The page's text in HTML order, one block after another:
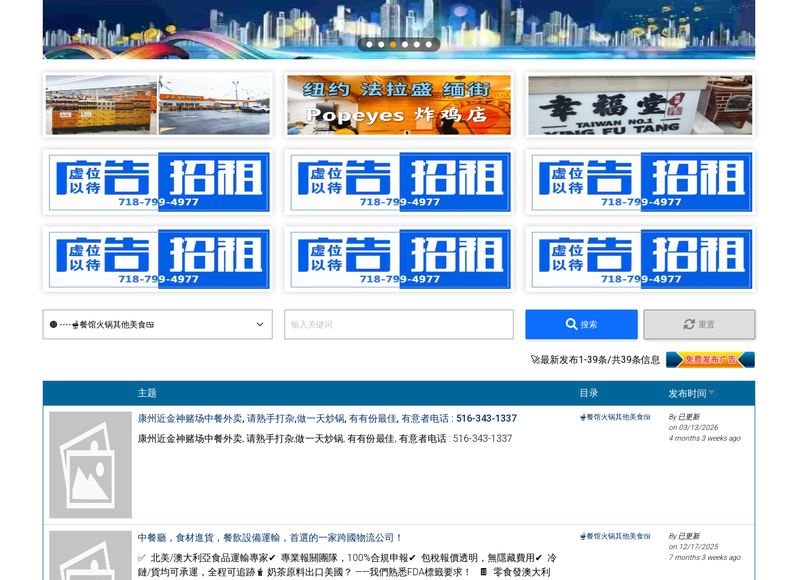
搜索 重置
🚀最新发布1-39条/共39条信息
主题 目录 发布时间Sort ascending
康州近金神赌场中餐外卖, 请熟手打杂,做一天炒锅, 有有份最佳, 有意者电话 : 516-343-1337
康州近金神赌场中餐外卖, 请熟手打杂,做一天炒锅, 有有份最佳, 有意者电话 : 516-343-1337
🫕餐馆火锅其他美食🍱
By 已更新
on 03/13/2026
4 months 3 weeks ago
中餐廳，食材進貨，餐飲設備運輸，首選的一家跨國物流公司！
✅ 北美/澳大利亞食品運輸專家✔ 專業報關團隊，100%合規申報✔ 包稅報價透明，無隱藏費用✔ 冷
鏈/貨均可承運，全程可追跡🧋 奶茶原料出口美國？ ——我們熟悉FDA標籤要求！ 🍫 零食發澳大利
🫕餐馆火锅其他美食🍱
By 已更新
on 12/17/2025
7 months 3 weeks ago